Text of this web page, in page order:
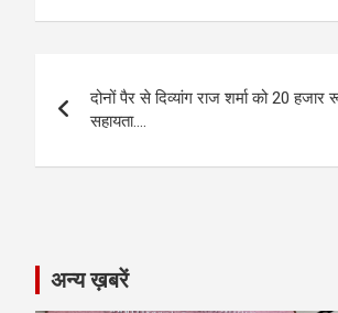
ce
o
o
k
se
g
at
A
p
e
a
navigation
दोनों पैर से दिव्यांग राज शर्मा को 20
सहायता….
अन्य ख़बरें